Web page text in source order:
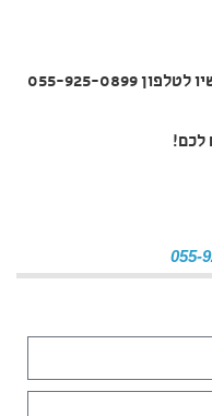
925-0899
לכם!